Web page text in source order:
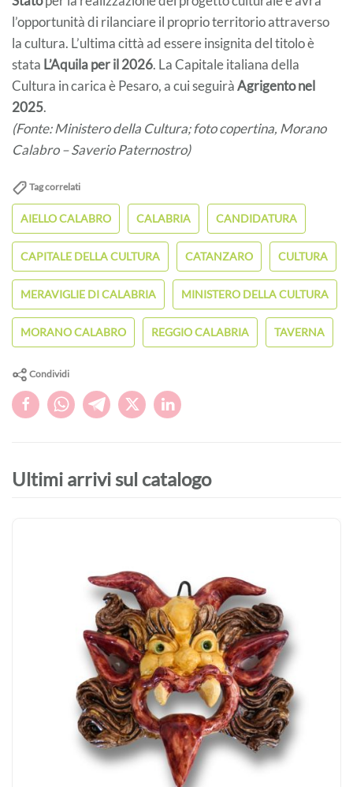
l’opportunità di rilanciare il proprio territorio attraverso
la cultura. L’ultima città ad essere insignita del titolo è
stata L’Aquila per il 2026. La Capitale italiana della
Cultura in carica è Pesaro, a cui seguiràAgrigento nel
2025.
(Fonte: Ministero della Cultura; foto copertina, Morano
Calabro – Saverio Paternostro)
Tag correlati
AIELLO CALABRO CALABRIA CANDIDATURA
CAPITALE DELLA CULTURA CATANZARO CULTURA
MERAVIGLIE DI CALABRIA MINISTERO DELLA CULTURA
MORANO CALABRO REGGIO CALABRIA TAVERNA
Condividi
Ultimi arrivi sul catalogo